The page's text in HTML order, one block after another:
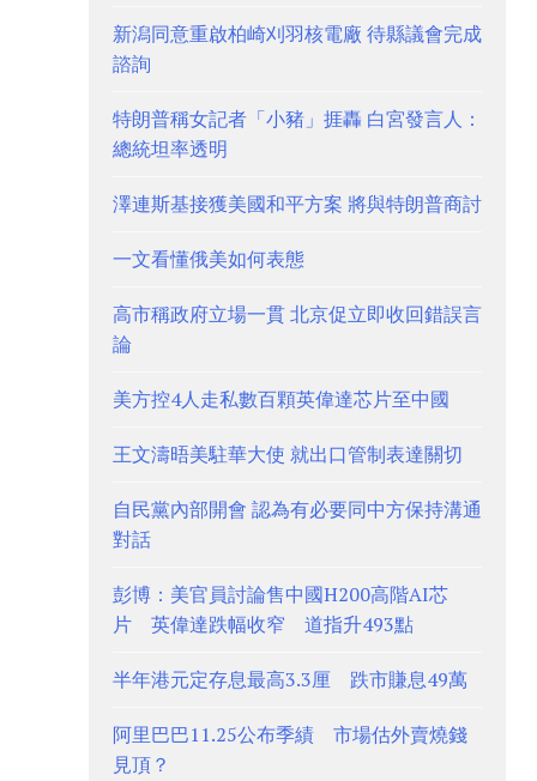
新潟同意重啟柏崎刈羽核電廠 待縣議會完成
諮詢
特朗普稱女記者「小豬」捱轟 白宮發言人：
總統坦率透明
澤連斯基接獲美國和平方案 將與特朗普商討
一文看懂俄美如何表態
高市稱政府立場一貫 北京促立即收回錯誤言
論
美方控4人走私數百顆英偉達芯片至中國
王文濤晤美駐華大使 就出口管制表達關切
自民黨內部開會 認為有必要同中方保持溝通
對話
彭博：美官員討論售中國H200高階AI芯
片 英偉達跌幅收窄 道指升493點
半年港元定存息最高3.3厘 跌市賺息49萬
阿里巴巴11.25公布季績 市場估外賣燒錢
見頂？